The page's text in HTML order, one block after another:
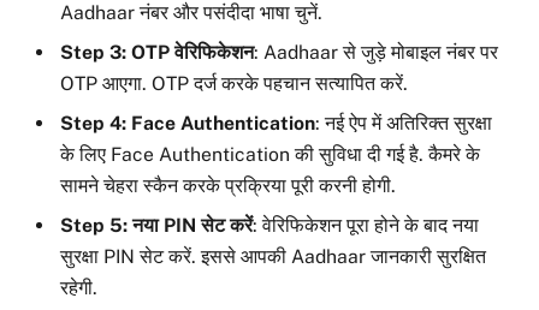
Aadhaar नंबर और पसंदीदा भाषा चुनें.
Step 3: OTP वेरिफिकेशन: Aadhaar से जुड़े मोबाइल नंबर पर
OTP आएगा. OTP दर्ज करके पहचान सत्यापित करें.
Step 4: Face Authentication: नई ऐप में अतिरिक्त सुरक्षा
के लिए Face Authentication की सुविधा दी गई है. कैमरे के
सामने चेहरा स्कैन करके प्रक्रिया पूरी करनी होगी.
Step 5: नया PIN सेट करें: वेरिफिकेशन पूरा होने के बाद नया
सुरक्षा PIN सेट करें. इससे आपकी Aadhaar जानकारी सुरक्षित
रहेगी.